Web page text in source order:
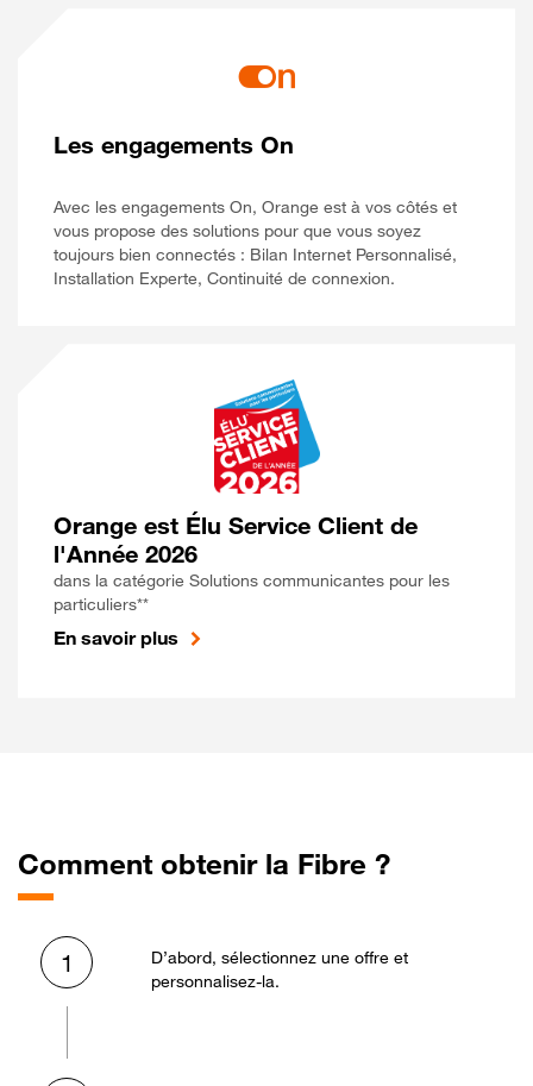
Les engagements On
Avec les engagements On, Orange est à vos côtés et
vous propose des solutions pour que vous soyez
toujours bien connectés : Bilan Internet Personnalisé,
Installation Experte, Continuité de connexion.
Orange est Élu Service Client de
l'Année 2026
dans la catégorie Solutions communicantes pour les
particuliers**
En savoir plus
Comment obtenir la Fibre ?
1
D’abord, sélectionnez une offre et
personnalisez-la.